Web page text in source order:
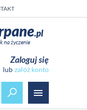
Zaloguj się
załóż konto